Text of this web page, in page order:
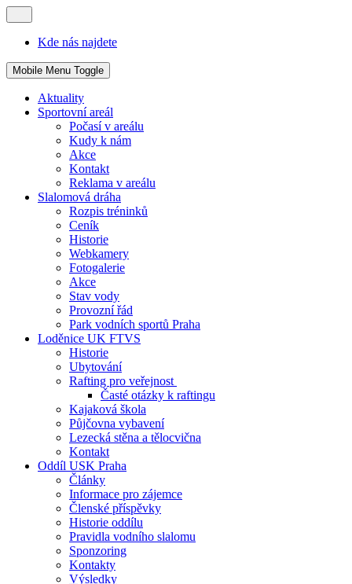
Kde nás najdete
Mobile Menu Toggle
Aktuality
Sportovní areál
Počasí v areálu
Kudy k nám
Akce
Kontakt
Reklama v areálu
Slalomová dráha
Rozpis tréninků
Ceník
Historie
Webkamery
Fotogalerie
Akce
Stav vody
Provozní řád
Park vodních sportů Praha
Loděnice UK FTVS
Historie
Ubytování
Rafting pro veřejnost
Časté otázky k raftingu
Kajaková škola
Půjčovna vybavení
Lezecká stěna a tělocvična
Kontakt
Oddíl USK Praha
Články
Informace pro zájemce
Členské příspěvky
Historie oddílu
Pravidla vodního slalomu
Sponzoring
Kontakty
Výsledky